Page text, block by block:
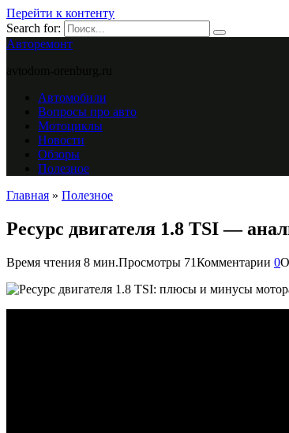
Перейти к контенту
Search for:
Авторемонт
Автомобили
Вопросы про авто
Мотоциклы
Новости
Обзоры
Полезное
Главная » Полезное
Ресурс двигателя 1.8 TSI —
Время чтения 8 мин.Просмотры 71Комментарии 0